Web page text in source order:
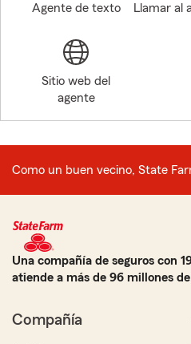
Agente de texto Llamar al
Sitio web del
agente
Como un buen vecino, State
Una compañía de seguros con
atiende a más de 96 millones
Compañía